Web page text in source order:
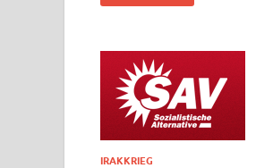
IRAKKRIEG